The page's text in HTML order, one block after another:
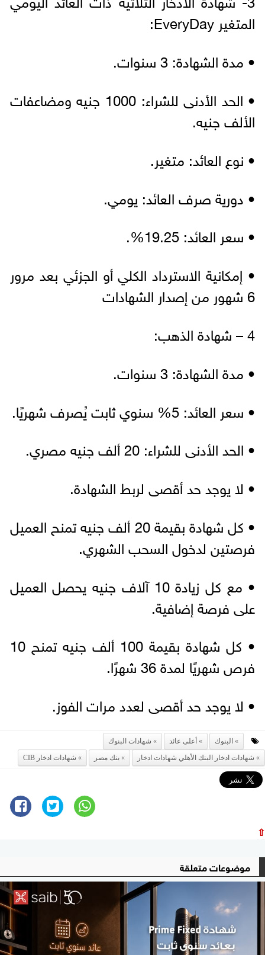
المتغير EveryDay:
• مدة الشهادة: 3 سنوات.
• الحد الأدنى للشراء: 1000 جنيه ومضاعفات
الألف جنيه.
• نوع العائد: متغير.
• دورية صرف العائد: يومي.
• سعر العائد: 19.25%.
• إمكانية الاسترداد الكلي أو الجزئي بعد مرور
6 شهور من إصدار الشهادات
4 – شهادة الذهب:
• مدة الشهادة: 3 سنوات.
• سعر العائد: 5% سنوي ثابت يُصرف شهريًا.
• الحد الأدنى للشراء: 20 ألف جنيه مصري.
• لا يوجد حد أقصى لربط الشهادة.
• كل شهادة بقيمة 20 ألف جنيه تمنح العميل
فرصتين لدخول السحب الشهري.
• مع كل زيادة 10 آلاف جنيه يحصل العميل
على فرصة إضافية.
• كل شهادة بقيمة 100 ألف جنيه تمنح 10
فرص شهريًا لمدة 36 شهرًا.
• لا يوجد حد أقصى لعدد مرات الفوز.
البنوك أعلى عائد
شهادات البنوك
شهادات ادخار البنك الأهلي شهادات ادخار
بنك مصر شهادات ادخار CIB
⇧
موضوعات متعلقة